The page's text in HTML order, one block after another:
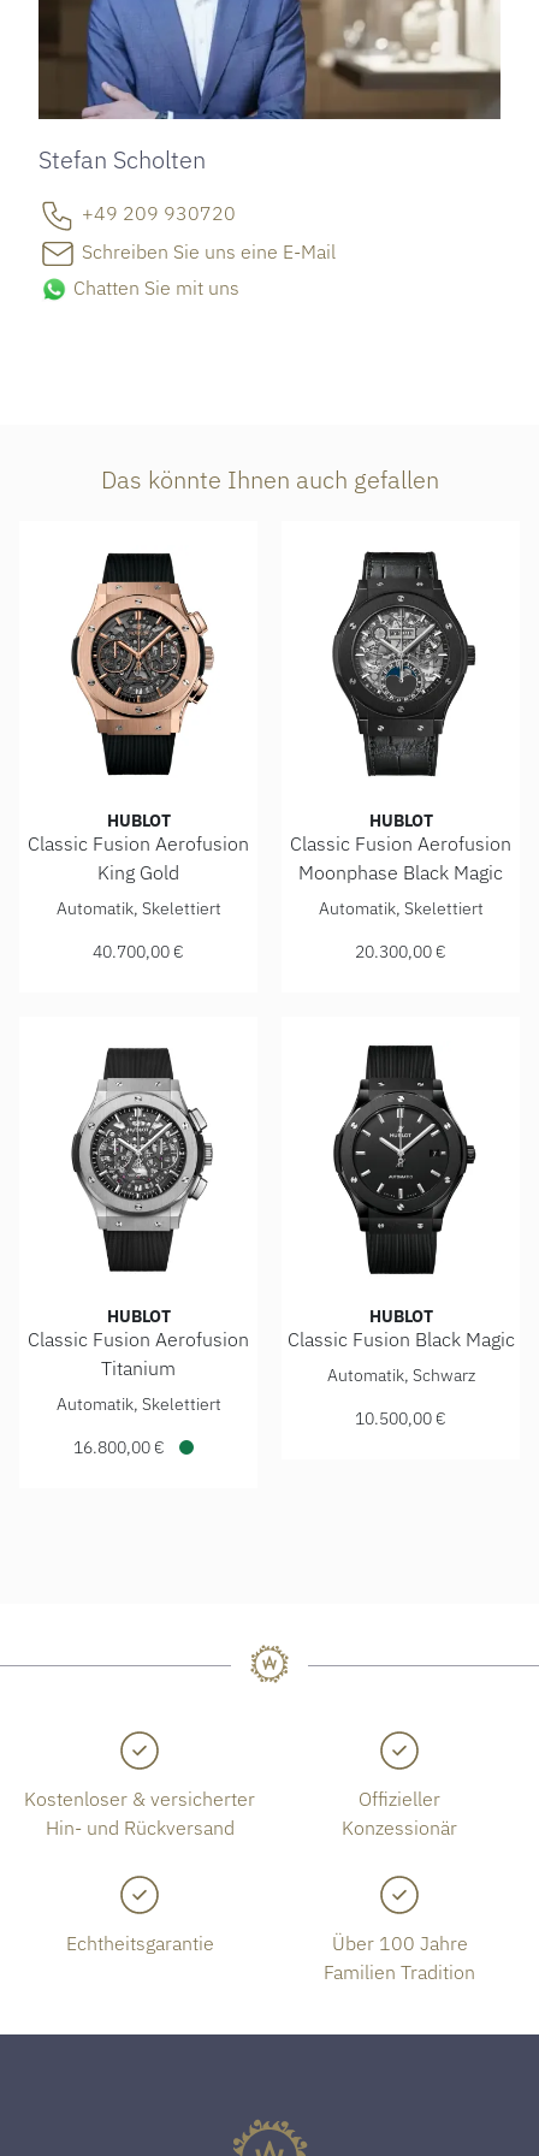
Stefan Scholten
+49 209 930720
Schreiben Sie uns eine E-Mail
Chatten Sie mit uns
Das könnte Ihnen auch gefallen
HUBLOT
Classic Fusion Aerofusion
King Gold
Hublot Classic Fusion Aerofusion King Gold , Ref:
Automatik, Skelettiert
40.700,00 €
HUBLOT
Classic Fusion Aerofusion
Moonphase Black Magic
Hublot Classic Fusion
Automatik, Skelettiert
20.300,00 €
HUBLOT
Classic Fusion Aerofusion
Titanium
Hublot Classic Fusion Aerofusion Titanium , Ref:
Automatik, Skelettiert
16.800,00 €
HUBLOT
Classic Fusion Black Magic
Hublot Classic Fusion
Automatik, Schwarz
10.500,00 €
Kostenloser & versicherter
Hin- und Rückversand
Offizieller
Konzessionär
Echtheitsgarantie
Über 100 Jahre
Familien Tradition